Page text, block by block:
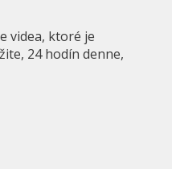
videa, ktoré je
24 hodín denne,